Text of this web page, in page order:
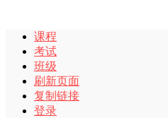
课程
考试
班级
刷新页面
复制链接
登录